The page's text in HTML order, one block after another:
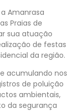
Amanrasa
Praias de
sua atuação
de festas
da região.
acumulando nos
de poluição
ambientais,
da segurança